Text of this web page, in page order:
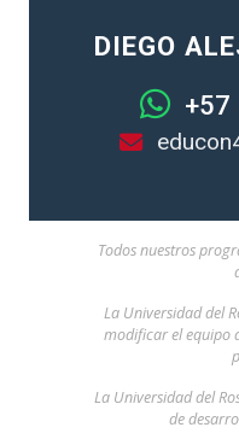
DIEGO
+57
Todos nuestros
La Universidad del
modificar el equipo
La Universidad del
de